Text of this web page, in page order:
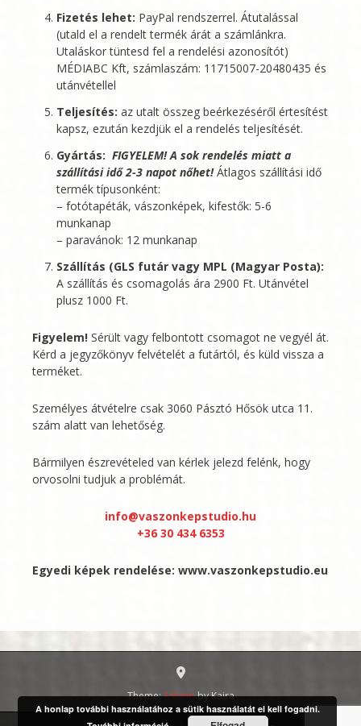
Fizetés lehet: PayPal rendszerrel. Átutalással
(utald el a rendelt termék árát a számlánkra.
Utaláskor tüntesd fel a rendelési azonosítót)
MÉDIABC Kft, számlaszám: 11715007-20480435 és
utánvétellel
Teljesítés: az utalt összeg beérkezéséről értesítést
kapsz, ezután kezdjük el a rendelés teljesítését.
Gyártás: FIGYELEM! A sok rendelés miatt a
szállítási idő 2-3 napot nőhet!Átlagos szállítási idő
termék típusonként:
– fotótapéták, vászonképek, kifestők: 5-6
munkanap
– paravánok: 12 munkanap
Szállítás (GLS futár vagy MPL (Magyar Posta):
A szállítás és csomagolás ára 2900 Ft. Utánvétel
plusz 1000 Ft.
Figyelem! Sérült vagy felbontott csomagot ne vegyél át.
Kérd a jegyzőkönyv felvételét a futártól, és küld vissza a
terméket.
Személyes átvételre csak 3060 Pásztó Hősök utca 11.
szám alatt van lehetőség.
Bármilyen észrevételed van kérlek jelezd felénk, hogy
orvosolni tudjuk a problémát.
info@vaszonkepstudio.hu
+36 30 434 6353
Egyedi képek rendelése: www.vaszonkepstudio.eu
Theme:Sabinoby Kaira
A honlap további használatához a sütik használatát el kell fogadni.